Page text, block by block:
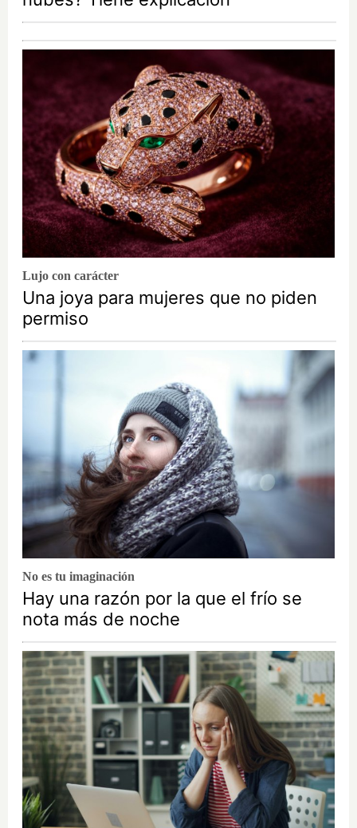
Lujo con carácter
Una joya para mujeres que no piden
permiso
No es tu imaginación
Hay una razón por la que el frío se
nota más de noche